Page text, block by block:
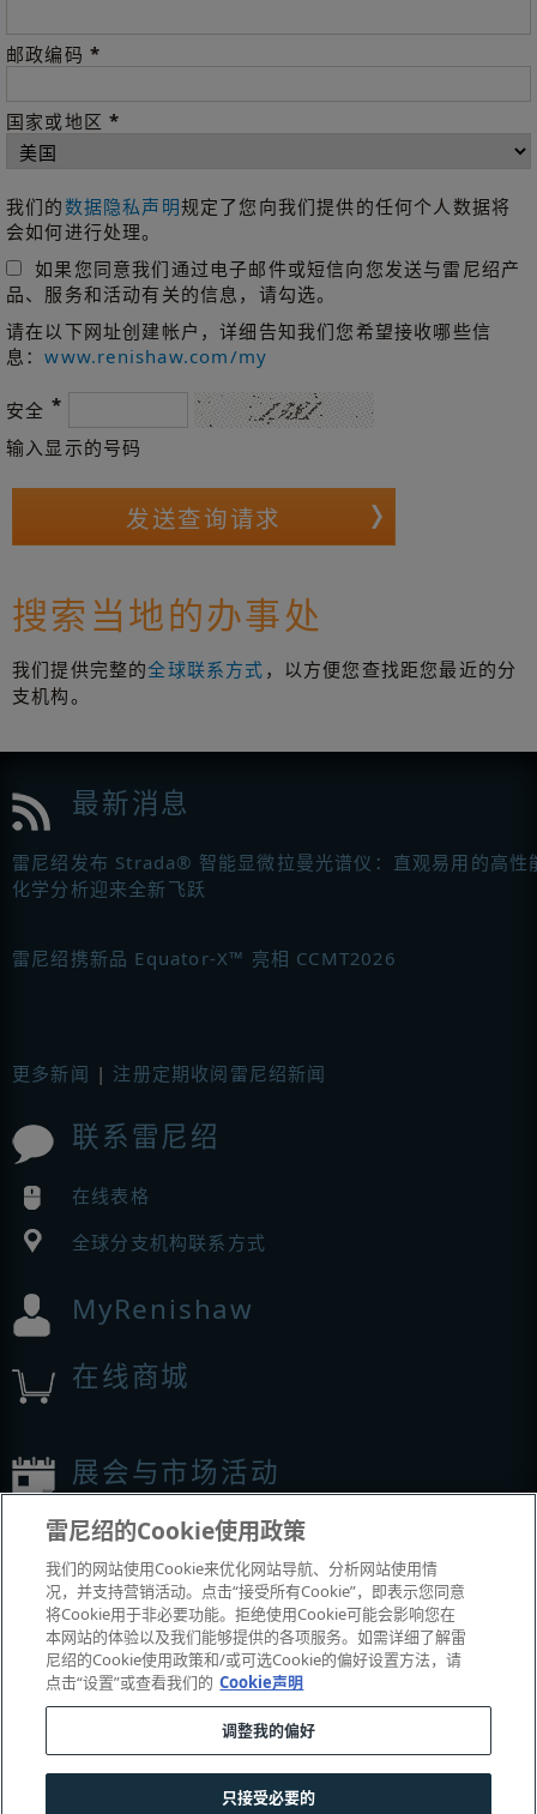
邮政编码 *
国家或地区*
我们的数据隐私声明规定了您向我们提供的任何个人数据将
会如何进行处理。
如果您同意我们通过电子邮件或短信向您发送与雷尼绍产
品、服务和活动有关的信息，请勾选。
请在以下网址创建帐户，详细告知我们您希望接收哪些信
息：www.renishaw.com/my
安全 *
输入显示的号码
搜索当地的办事处
我们提供完整的全球联系方式 ，以方便您查找距您最近的分
支机构。
最新消息
雷尼绍发布 Strada® 智能显微拉曼光谱仪：直观易用的高性
化学分析迎来全新飞跃
雷尼绍携新品 Equator-X™ 亮相 CCMT2026
更多新闻 | 注册定期收阅雷尼绍新闻
联系雷尼绍
在线表格
全球分支机构联系方式
MyRenishaw
在线商城
展会与市场活动
我们参加的活动
© 2001–2026 Renishaw plc。版权所有。
辅助功能|
雷尼绍的Cookie使用政策
我们的网站使用Cookie来优化网站导航、分析网站使用情
况，并支持营销活动。点击“接受所有Cookie”，即表示您同意
将Cookie用于非必要功能。拒绝使用Cookie可能会影响您在
本网站的体验以及我们能够提供的各项服务。如需详细了解雷
尼绍的Cookie使用政策和/或可选Cookie的偏好设置方法，请
点击“设置”或查看我们的 Cookie声明
调整我的偏好
只接受必要的